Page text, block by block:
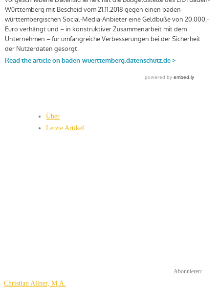
Über
Letzte Artikel
Abonnieren:
Christian Allner, M.A.